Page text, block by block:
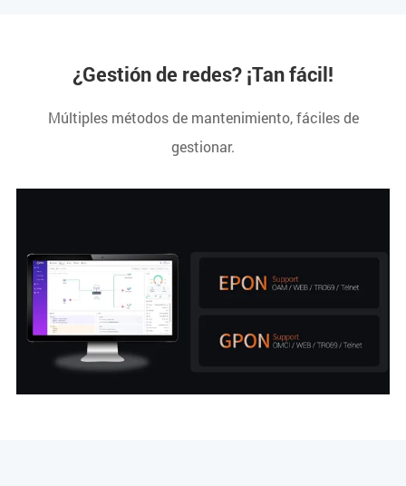
¿Gestión de redes? ¡Tan fácil!
Múltiples métodos de mantenimiento, fáciles de
gestionar.